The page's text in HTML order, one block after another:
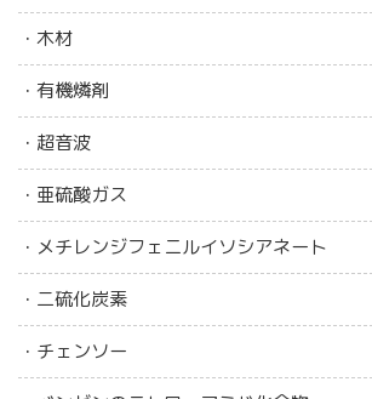
・木材
・有機燐剤
・超音波
・亜硫酸ガス
・メチレンジフェニルイソシアネート
・二硫化炭素
・チェンソー